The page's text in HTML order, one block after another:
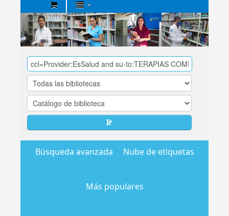
Biblioteca
Central
EsSalud
Ir
Búsqueda avanzada Nube de etiquetas
Más populares